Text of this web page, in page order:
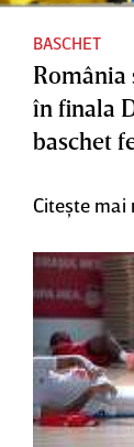
BASCHET
România
în finala
baschet
Citește mai